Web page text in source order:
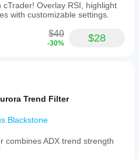
cTrader! Overlay RSI, highlight
with customizable settings.
$40
-30% $28
Aurora Trend Filter
combines ADX trend strength